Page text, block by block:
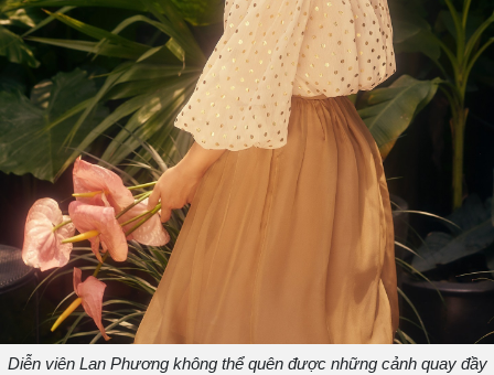
Diễn viên Lan Phương không thể quên được những cảnh quay đầy